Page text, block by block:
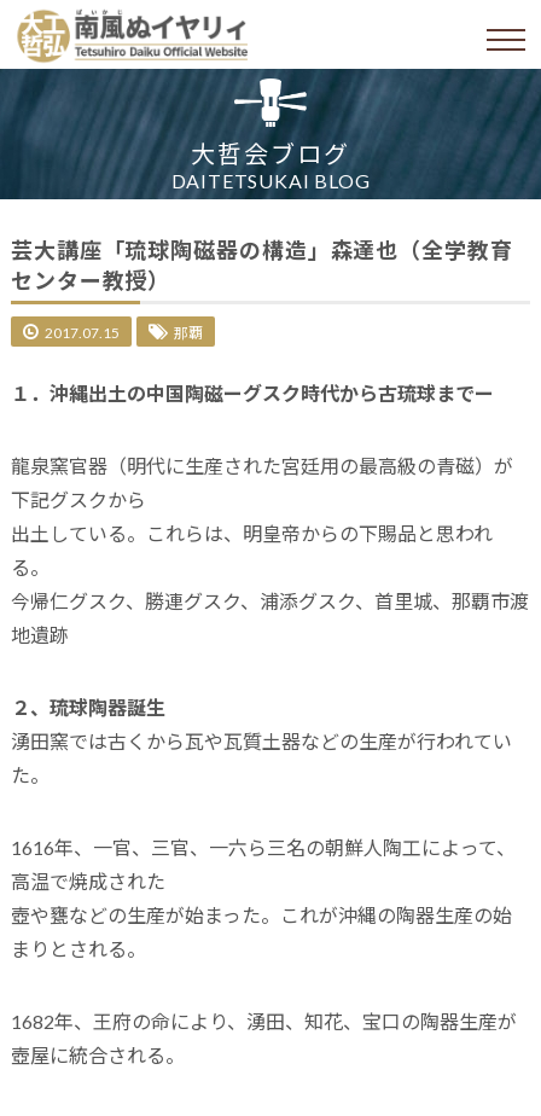
大哲会ブログ
DAITETSUKAI BLOG
芸大講座「琉球陶磁器の構造」森達也（全学教育
センター教授）
2017.07.15 那覇
１．沖縄出土の中国陶磁ーグスク時代から古琉球までー
龍泉窯官器（明代に生産された宮廷用の最高級の青磁）が
下記グスクから
出土している。これらは、明皇帝からの下賜品と思われ
る。
今帰仁グスク、勝連グスク、浦添グスク、首里城、那覇市渡
地遺跡
２、琉球陶器誕生
湧田窯では古くから瓦や瓦質土器などの生産が行われてい
た。
1616年、一官、三官、一六ら三名の朝鮮人陶工によって、
高温で焼成された
壺や甕などの生産が始まった。これが沖縄の陶器生産の始
まりとされる。
1682年、王府の命により、湧田、知花、宝口の陶器生産が
壺屋に統合される。